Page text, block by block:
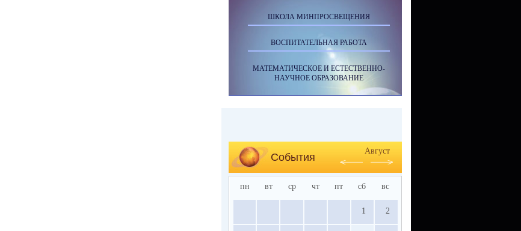
ШКОЛА МИНПРОСВЕЩЕНИЯ
ВОСПИТАТЕЛЬНАЯ РАБОТА
МАТЕМАТИЧЕСКОЕ И ЕСТЕСТВЕННО-
НАУЧНОЕ ОБРАЗОВАНИЕ
События
Август
пн вт ср чт пт сб вс
1 2